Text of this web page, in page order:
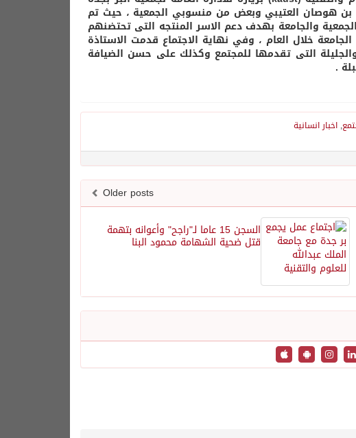
بن هوصان العتيبي وبعض من منسوبي الجمعية ، حيث تم
والجامعة بهدف دعم الاسر المنتجه التى تحتضنهم
الجامعة خلال العام ، وفي نهاية الاجتماع قدمت الاستاذة
التى تقدمها للمجتمع وكذلك على حسن الضيافة
.
, اخبار انسانية
Older posts
السجن 15 عاما لـ"راجح" وأعوانه بتهمة
قتل ضحية الشهامة محمود البنا